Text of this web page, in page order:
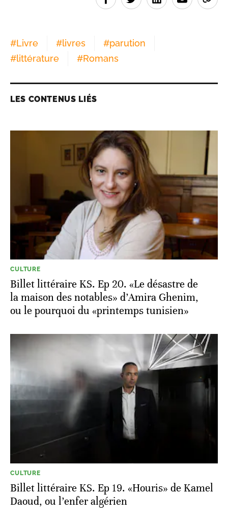
#Livre #livres #parution
#littérature #Romans
LES CONTENUS LIÉS
CULTURE
Billet littéraire KS. Ep 20. «Le désastre de
la maison des notables» d’Amira Ghenim,
ou le pourquoi du «printemps tunisien»
CULTURE
Billet littéraire KS. Ep 19. «Houris» de Kamel
Daoud, ou l’enfer algérien